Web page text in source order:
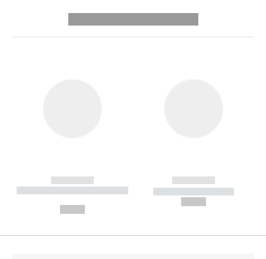
------------
----------- ----------- --------
------------
----------- -----------